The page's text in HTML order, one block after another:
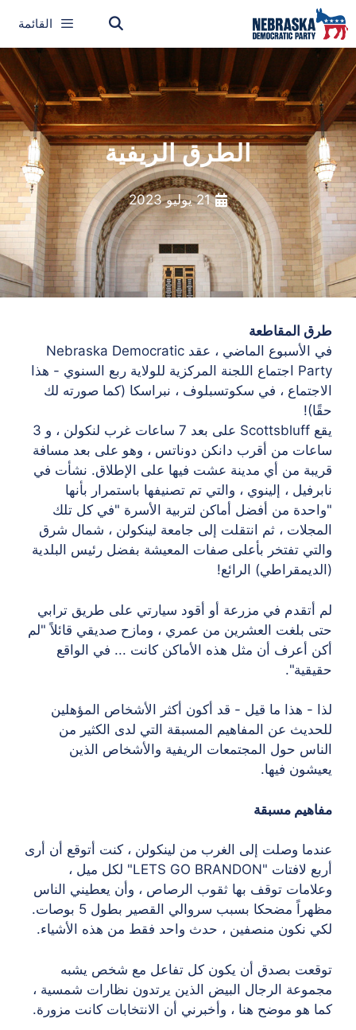
القائمة
الطرق الريفية
21 يوليو 2023
طرق المقاطعة
في الأسبوع الماضي ، عقد Nebraska Democratic
Party اجتماع اللجنة المركزية للولاية ربع السنوي - هذا
الاجتماع ، في سكوتسبلوف ، نبراسكا (كما صورته لك
حقًا)!
يقع Scottsbluff على بعد 7 ساعات غرب لنكولن ، و 3
ساعات من أقرب دانكن دوناتس ، وهو على بعد مسافة
قريبة من أي مدينة عشت فيها على الإطلاق. نشأت في
نابرفيل ، إلينوي ، والتي تم تصنيفها باستمرار بأنها
"واحدة من أفضل أماكن لتربية الأسرة "في كل تلك
المجلات ، ثم انتقلت إلى جامعة لينكولن ، شمال شرق
والتي تفتخر بأعلى صفات المعيشة بفضل رئيس البلدية
(الديمقراطي) الرائع!
لم أتقدم في مزرعة أو أقود سيارتي على طريق ترابي
حتى بلغت العشرين من عمري ، ومازح صديقي قائلاً "لم
أكن أعرف أن مثل هذه الأماكن كانت ... في الواقع
حقيقية".
لذا - هذا ما قيل - قد أكون أكثر الأشخاص المؤهلين
للحديث عن المفاهيم المسبقة التي لدى الكثير من
الناس حول المجتمعات الريفية والأشخاص الذين
يعيشون فيها.
مفاهيم مسبقة
عندما وصلت إلى الغرب من لينكولن ، كنت أتوقع أن أرى
أربع لافتات "LETS GO BRANDON" لكل ميل ،
وعلامات توقف بها ثقوب الرصاص ، وأن يعطيني الناس
مظهراً مضحكا بسبب سروالي القصير بطول 5 بوصات.
لكي نكون منصفين ، حدث واحد فقط من هذه الأشياء.
توقعت بصدق أن يكون كل تفاعل مع شخص يشبه
مجموعة الرجال البيض الذين يرتدون نظارات شمسية ،
كما هو موضح هنا ، وأخبرني أن الانتخابات كانت مزورة.